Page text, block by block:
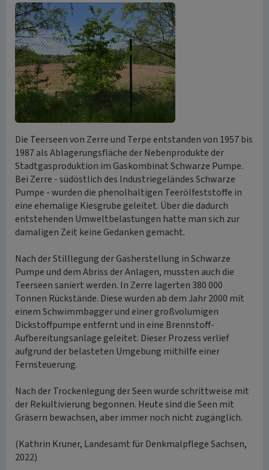
Die Teerseen von Zerre und Terpe entstanden von 1957 bis
1987 als Ablagerungsfläche der Nebenprodukte der
Stadtgasproduktion im Gaskombinat Schwarze Pumpe.
Bei Zerre - südöstlich des Industriegeländes Schwarze
Pumpe - wurden die phenolhaltigen Teerölfeststoffe in
eine ehemalige Kiesgrube geleitet. Über die dadurch
entstehenden Umweltbelastungen hatte man sich zur
damaligen Zeit keine Gedanken gemacht.
Nach der Stilllegung der Gasherstellung in Schwarze
Pumpe und dem Abriss der Anlagen, mussten auch die
Teerseen saniert werden. In Zerre lagerten 380 000
Tonnen Rückstände. Diese wurden ab dem Jahr 2000 mit
einem Schwimmbagger und einer großvolumigen
Dickstoffpumpe entfernt und in eine Brennstoff-
Aufbereitungsanlage geleitet. Dieser Prozess verlief
aufgrund der belasteten Umgebung mithilfe einer
Fernsteuerung.
Nach der Trockenlegung der Seen wurde schrittweise mit
der Rekultivierung begonnen. Heute sind die Seen mit
Gräsern bewachsen, aber immer noch nicht zugänglich.
(Kathrin Kruner, Landesamt für Denkmalpflege Sachsen,
2022)